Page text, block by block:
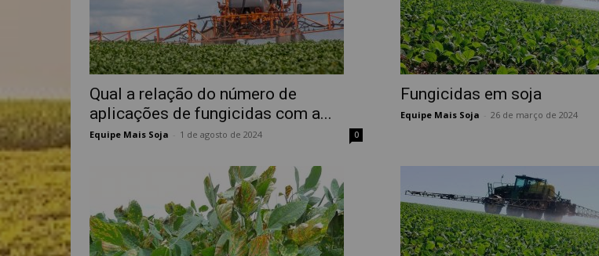
Qual a relação do número de
aplicações de fungicidas com a...
Equipe Mais Soja 1 de agosto de 2024 0
Fungicidas em soja
Equipe Mais Soja 26 de março de 2024